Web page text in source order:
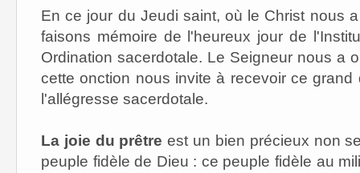
En ce jour du Jeudi saint, où le Christ nous
faisons mémoire de l'heureux jour de
Ordination sacerdotale. Le Seigneur nous a
cette onction nous invite à recevoir ce
l'allégresse sacerdotale.
La joie du prêtre est un bien précieux non
peuple fidèle de Dieu : ce peuple fidèle au